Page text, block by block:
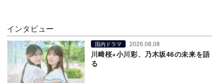
インタビュー
国内ドラマ 2026.08.08
川﨑桜×小川彩、乃木坂46の未来を語
る